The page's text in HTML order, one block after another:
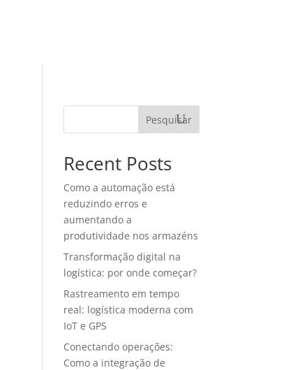
Pesquisar
Recent Posts
Como a automação está
reduzindo erros e
aumentando a
produtividade nos armazéns
Transformação digital na
logística: por onde começar?
Rastreamento em tempo
real: logística moderna com
IoT e GPS
Conectando operações:
Como a integração de